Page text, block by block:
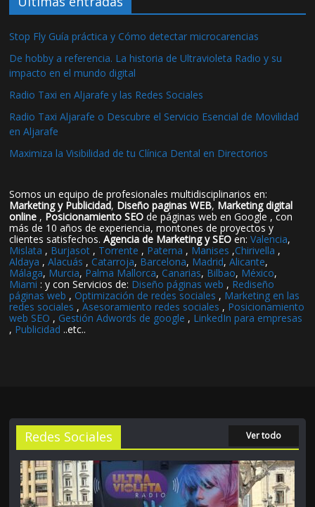
Stop Fly Guía práctica y Cómo detectar microcarencias
De hobby a referencia. La historia de Ultravioleta Radio y su
impacto en el mundo digital
Radio Taxi en Aljarafe y las Redes Sociales
Radio Taxi Aljarafe o Descubre el Servicio Esencial de Movilidad
en Aljarafe
Maximiza la Visibilidad de tu Clínica Dental en Directorios
Somos un equipo de profesionales multidisciplinarios en:
Marketing y Publicidad, Diseño paginas WEB, Marketing digital
online , Posicionamiento SEO de páginas web en Google , con
más de 10 años de experiencia, montones de proyectos y
clientes satisfechos.Agencia de Marketing y SEO en:Valencia,
Mislata , Burjasot , Torrente , Paterna , Manises ,Chirivella ,
Aldaya ,Alacuás , Catarroja, Barcelona, Madrid,Alicante,
Málaga, Murcia, Palma Mallorca, Canarias, Bilbao, México,
Miami : y con Servicios de: Diseño páginas web , Rediseño
páginas web , Optimización de redes sociales , Marketing en las
redes sociales ,Asesoramiento redes sociales , Posicionamiento
web SEO , Gestión Adwords de google , LinkedIn para empresas
, Publicidad ..etc..
Redes Sociales Ver todo